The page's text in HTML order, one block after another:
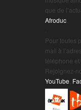
que de
Afroduc
Pour toutes
mail à
téléphone
Rejoignez-
YouTube